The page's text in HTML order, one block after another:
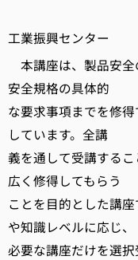
(一社
工業振興センター
本講座は、製品安全
安全規格の具体的
な要求事項までを修
しています。全講
義を通して受講する
広く修得してもらう
ことを目的とした講
や知識レベルに応じ、
必要な講座だけを選択